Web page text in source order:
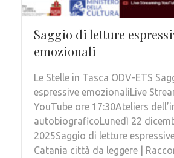
Saggio di letture
emozionali
Le Stelle in Tasca ODV-ETS
espressive emozionaliLive
YouTube ore 17:30Ateliers
autobiograficoLunedì 22
2025Saggio di letture
Catania città da leggere |